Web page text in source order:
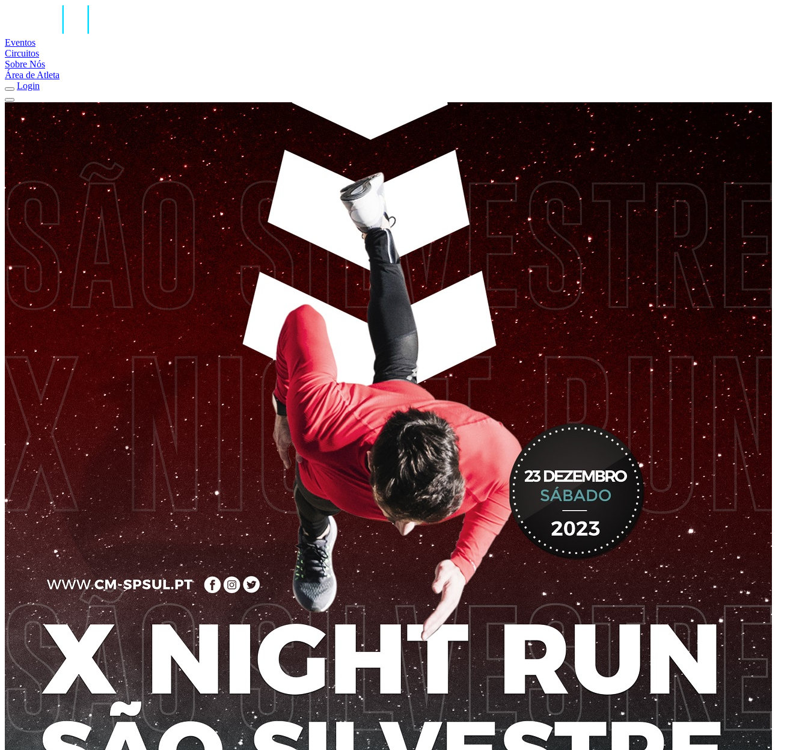
Eventos
Circuitos
Sobre Nós
Área de Atleta
Login